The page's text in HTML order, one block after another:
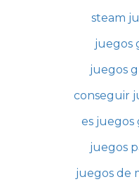
steam
juegos
juegos
conseguir
es juegos
juegos
juegos de